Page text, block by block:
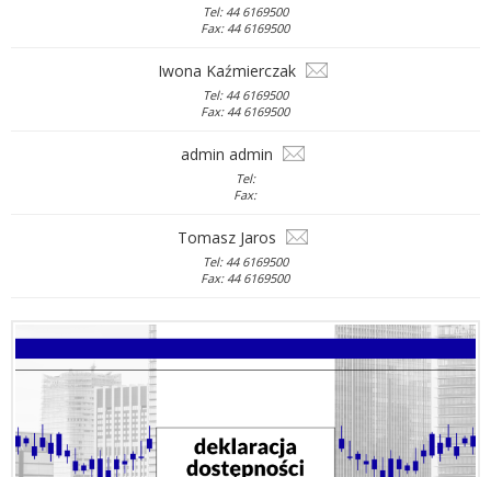
Tel: 44 6169500
Fax: 44 6169500
Iwona Kaźmierczak
Tel: 44 6169500
Fax: 44 6169500
admin admin
Tel:
Fax:
Tomasz Jaros
Tel: 44 6169500
Fax: 44 6169500